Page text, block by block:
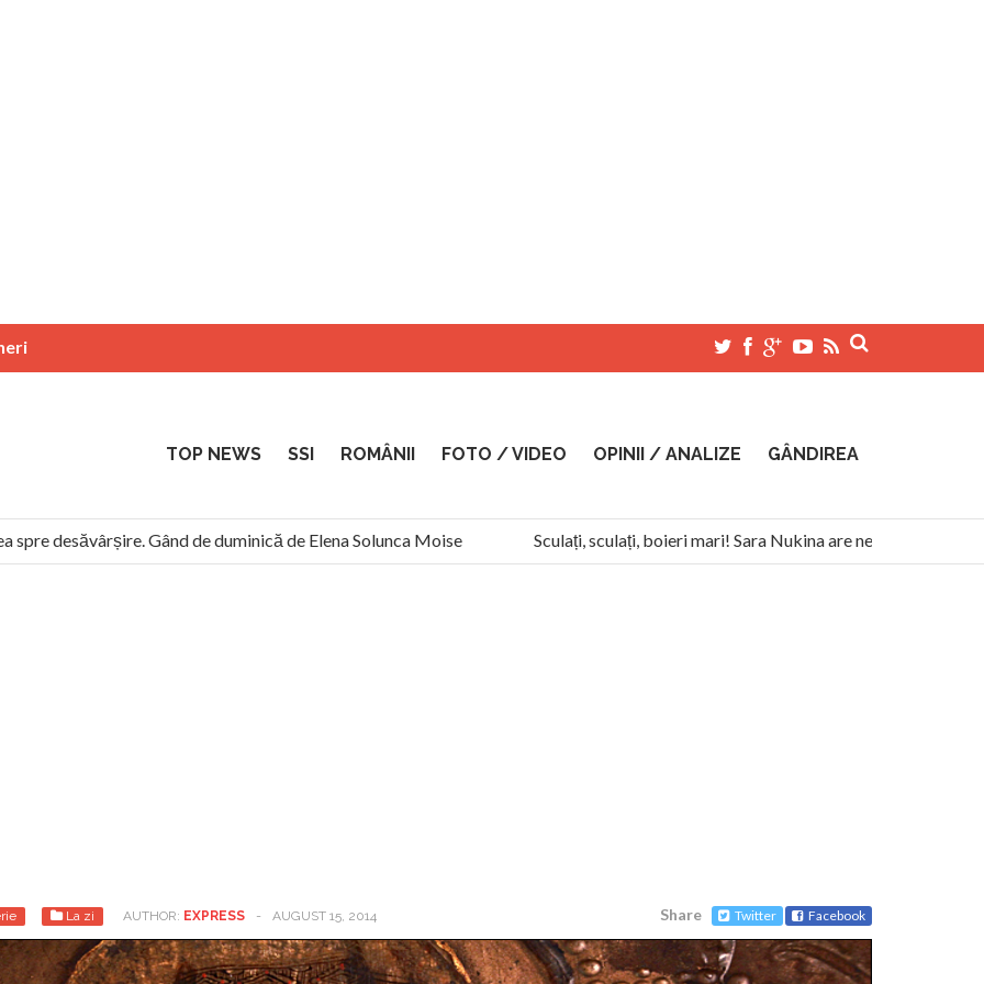
TOP NEWS SSI ROMÂNII FOTO / VIDEO OPINII / ANALIZE GÂNDIREA
desăvârșire. Gând de duminică de Elena Solunca Moise
Sculați, sculați, boieri mari! Sara Nukina are nevoie de ajutorul
“românii sunt slavi, nu latini”. Fostul agent ceaușist de la Humanitas militează pentru federalizarea României
La zi AUTHOR: EXPRESS - AUGUST 15, 2014 Share Twitter Facebook